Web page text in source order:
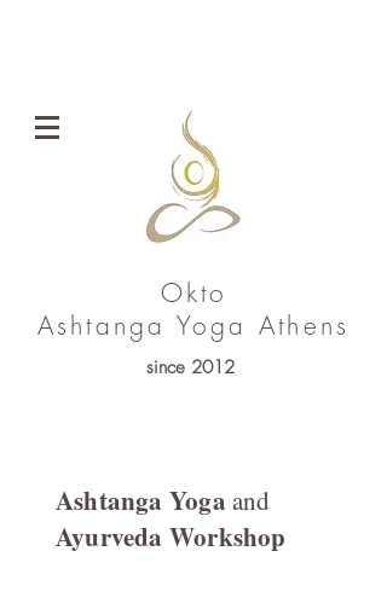
Okto
Ashtanga YogaAthens
since 2012
Ashtanga Yoga and
Ayurveda Workshop